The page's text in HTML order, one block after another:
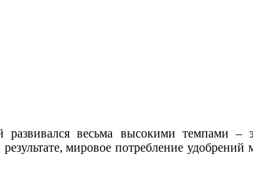
весьма высокими темпами –
мировое потребление удобрений